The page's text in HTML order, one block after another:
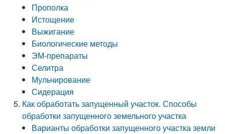
Прополка
Истощение
Выжигание
Биологические методы
ЭМ-препараты
Селитра
Мульчирование
Сидерация
Как обработать запущенный участок. Способы
обработки запущенного земельного участка
Варианты обработки запущенного участка земли